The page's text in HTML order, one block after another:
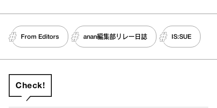
From Editors anan編集部リレー日誌 IS:SUE
Check!